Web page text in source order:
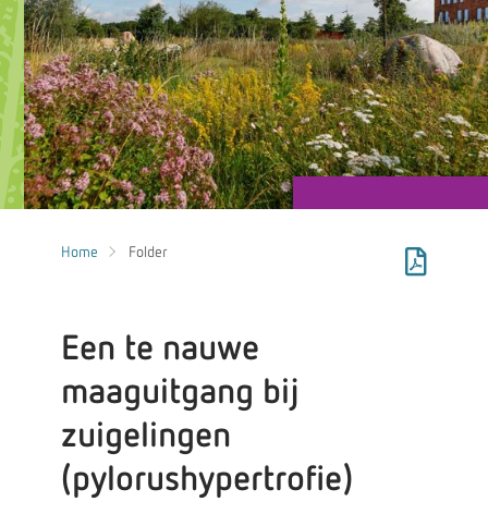
Home Folder
Een te nauwe
maaguitgang bij
zuigelingen
(pylorushypertrofie)